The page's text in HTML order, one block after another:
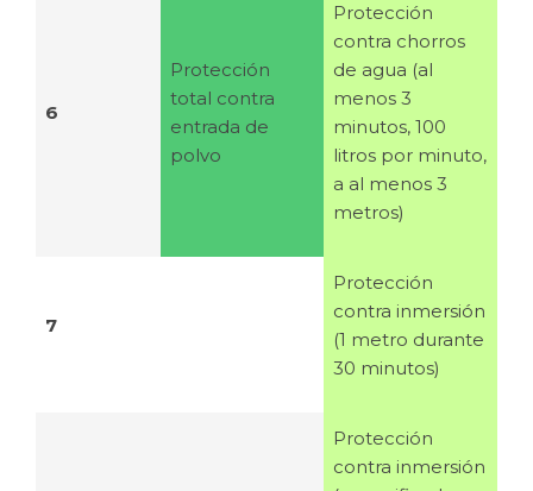
6
Protección
total contra
entrada de
polvo
Protección
contra chorros
de agua (al
menos 3
minutos, 100
litros por minuto,
a al menos 3
metros)
7
Protección
contra inmersión
(1 metro durante
30 minutos)
Protección
contra inmersión